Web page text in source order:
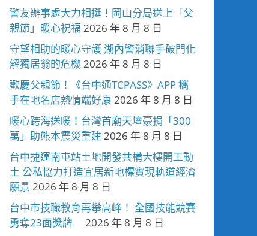
警友辦事處大力相挺！岡山分局送上「父
親節」暖心祝福 2026 年 8 月 8 日
守望相助的暖心守護 湖內警消聯手破門化
解獨居翁的危機2026 年 8 月 8 日
歡慶父親節！《台中通TCPASS》APP 攜
手在地名店熱情端好康2026 年 8 月 8 日
暖心跨海送暖！台灣首廟天壇豪捐「300
萬」助熊本震災重建 2026 年 8 月 8 日
台中捷運南屯站土地開發共構大樓開工動
土 公私協力打造宜居新地標實現軌道經濟
願景 2026 年 8 月 8 日
台中市技職教育再攀高峰！ 全國技能競賽
勇奪23面獎牌
2026 年 8 月 8 日